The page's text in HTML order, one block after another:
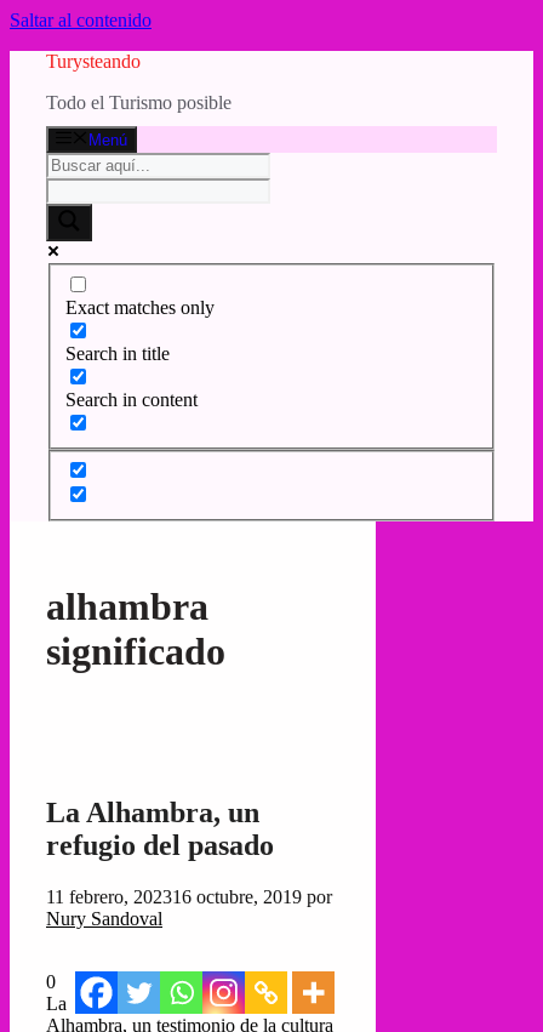
Saltar al contenido
Turysteando
Todo el Turismo posible
Menú
Exact matches only
Search in title
Search in content
alhambra
significado
La Alhambra, un
refugio del pasado
11 febrero, 202316 octubre, 2019 por
Nury Sandoval
0
La
Alhambra, un testimonio de la cultura